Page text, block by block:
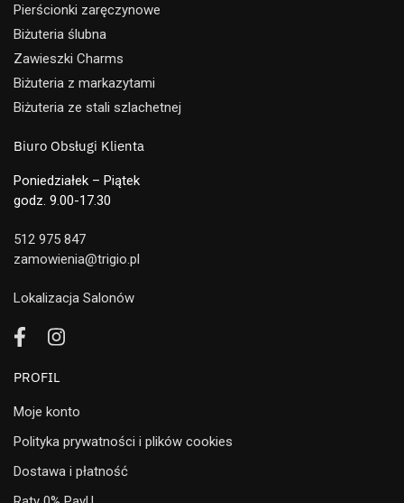
Pierścionki zaręczynowe
Biżuteria ślubna
Zawieszki Charms
Biżuteria z markazytami
Biżuteria ze stali szlachetnej
Biuro Obsługi Klienta
Poniedziałek – Piątek
godz. 9.00-17.30
512 975 847
zamowienia@trigio.pl
Lokalizacja Salonów
PROFIL
Moje konto
Polityka prywatności i plików cookies
Dostawa i płatność